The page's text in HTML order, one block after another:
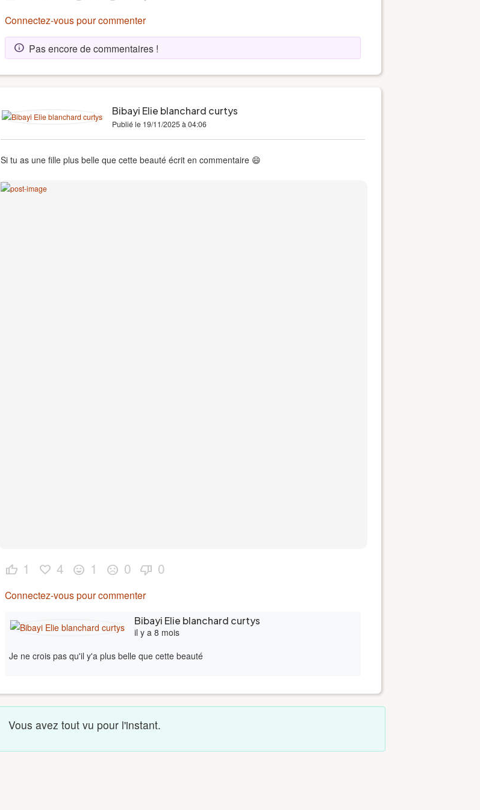
Connectez-vous pour commenter
info Pas encore de commentaires !
Bibayi Elie blanchard curtys
Publié le 19/11/2025 à 04:06
Si tu as une fille plus belle que cette beauté écrit en commentaire 😄
thumb_up 1 favorite 4 sentiment_very_satisfied 1 sentiment_dissatisfied 0 thumb_down 0
Connectez-vous pour commenter
Bibayi Elie blanchard curtys
il y a 8 mois
Je ne crois pas qu'il y'a plus belle que cette beauté
Vous avez tout vu pour l'instant.